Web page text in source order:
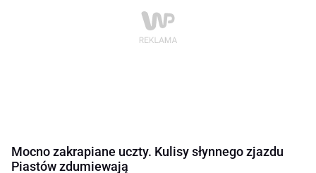
Mocno zakrapiane uczty. Kulisy słynnego zjazdu
Piastów zdumiewają